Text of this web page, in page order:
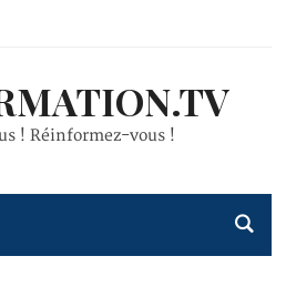
! Réinformez-vous !